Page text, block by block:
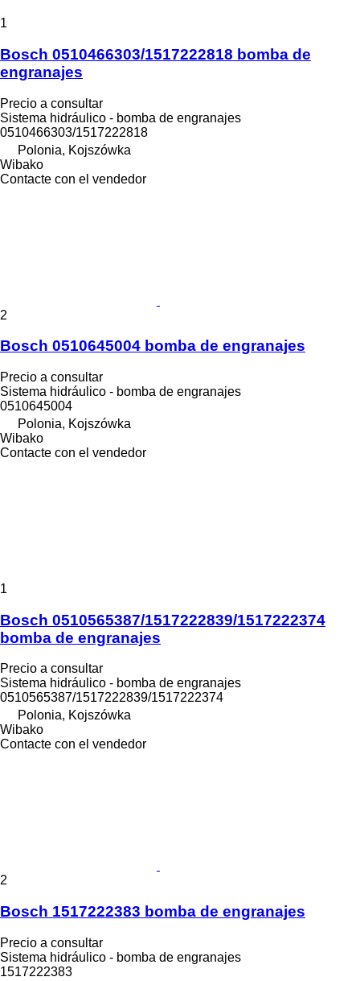
1
Bosch 0510466303/1517222818 bomba de
engranajes
Precio a consultar
Sistema hidráulico - bomba de engranajes
0510466303/1517222818
Polonia, Kojszówka
Wibako
Contacte con el vendedor
2
Bosch 0510645004 bomba de engranajes
Precio a consultar
Sistema hidráulico - bomba de engranajes
0510645004
Polonia, Kojszówka
Wibako
Contacte con el vendedor
1
Bosch 0510565387/1517222839/1517222374
bomba de engranajes
Precio a consultar
Sistema hidráulico - bomba de engranajes
0510565387/1517222839/1517222374
Polonia, Kojszówka
Wibako
Contacte con el vendedor
2
Bosch 1517222383 bomba de engranajes
Precio a consultar
Sistema hidráulico - bomba de engranajes
1517222383